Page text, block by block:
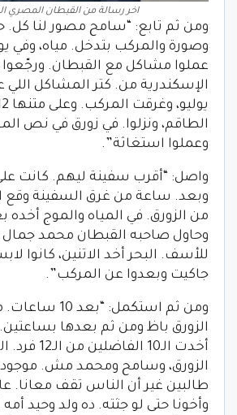
اخر رسالة من القبطان المصري
ومن ثم تابع: “سامح مصور لنا
عملوا مشاكل مع القبطان.
الطاقم، ونزلوا. في زورق في نص
وعملوا استغاثة”.
وبعد. ساعة من غرق السفينة وقع
من الزورق. في المياه والموج أخده
وحاول صاحبه القبطان محمد
للأسف. البحر أخد الاتنين، كانوا
جاكيت وبعدوا عن المركب”.
ومن ثم استكمل:
الزورق باظ ومن ثم بعدها
أخدت الـ10
الزورق، وسامح ومحمد مش.
طالبين غير أن الناس تقف معانا.
وأخونا حتى لو جثته. ده ولد وحيد